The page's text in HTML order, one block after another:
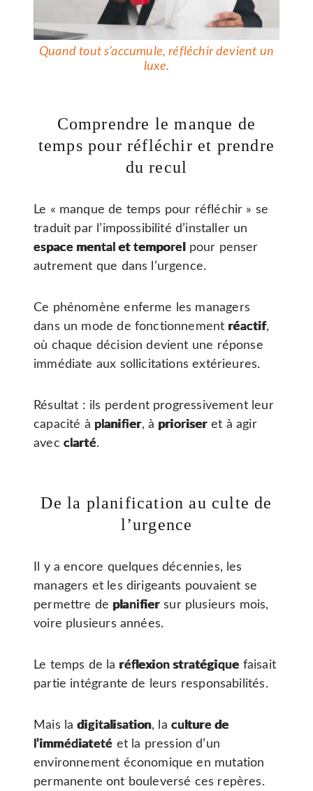
Quand tout s’accumule, réfléchir devient un
luxe.
Comprendre le manque de
temps pour réfléchir et prendre
du recul
Le « manque de temps pour réfléchir » se
traduit par l’impossibilité d’installer un
espace mental et temporel
pour penser
autrement que dans l’urgence.
Ce phénomène enferme les managers
dans un mode de fonctionnement réactif,
où chaque décision devient une réponse
immédiate aux sollicitations extérieures.
Résultat : ils perdent progressivement leur
capacité à planifier, à prioriseret à agir
avec clarté.
De la planification au culte de
l’urgence
Il y a encore quelques décennies, les
managers et les dirigeants pouvaient se
permettre de planifiersur plusieurs mois,
voire plusieurs années.
Le temps de la réflexion stratégique faisait
partie intégrante de leurs responsabilités.
Mais ladigitalisation, la culture de
l’immédiateté et la pression d’un
environnement économique en mutation
permanente ont bouleversé ces repères.